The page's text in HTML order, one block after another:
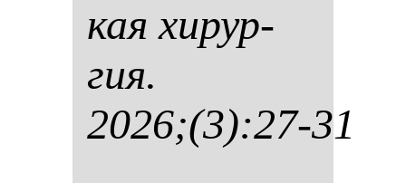
кая хи­рур­
гия.
2026;(3):27-31